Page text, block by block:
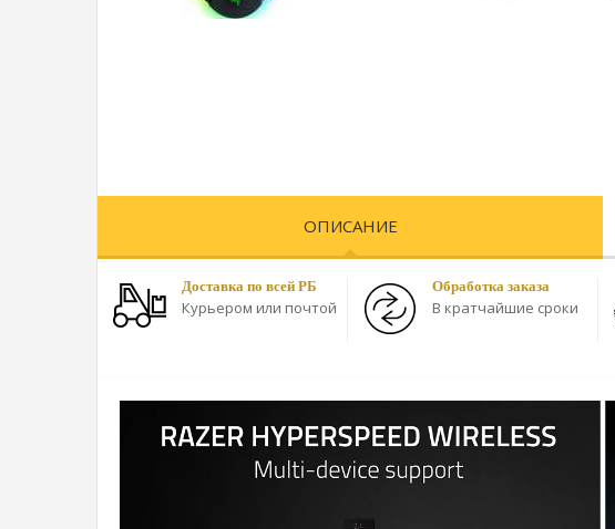
ОПИСАНИЕ
Доставка по всей РБ
Курьером или почтой
Обработка заказа
В кратчайшие сроки